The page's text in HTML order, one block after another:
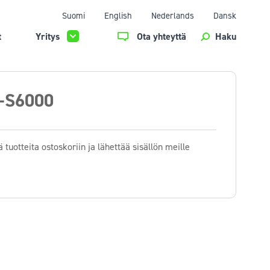
Suomi English Nederlands Dansk
Yritys Ota yhteyttä Haku
S6000
tuotteita ostoskoriin ja lähettää sisällön meille